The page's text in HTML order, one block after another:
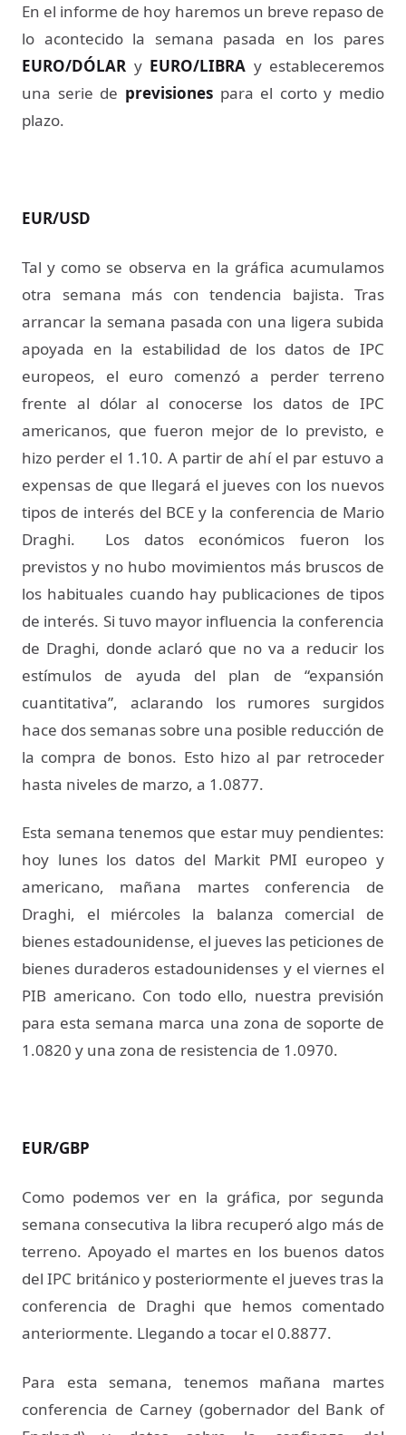
En el informe de hoy haremos un breve repaso de
lo acontecido la semana pasada en los pares
EURO/DÓLAR yEURO/LIBRA y estableceremos
una serie de previsionespara el corto y medio
plazo.
EUR/USD
Tal y como se observa en la gráfica acumulamos
otra semana más con tendencia bajista. Tras
arrancar la semana pasada con una ligera subida
apoyada en la estabilidad de los datos de IPC
europeos, el euro comenzó a perder terreno
frente al dólar al conocerse los datos de IPC
americanos, que fueron mejor de lo previsto, e
hizo perder el 1.10. A partir de ahí el par estuvo a
expensas de que llegará el jueves con los nuevos
tipos de interés del BCE y la conferencia de Mario
Draghi. Los datos económicos fueron los
previstos y no hubo movimientos más bruscos de
los habituales cuando hay publicaciones de tipos
de interés. Si tuvo mayor influencia la conferencia
de Draghi, donde aclaró que no va a reducir los
estímulos de ayuda del plan de “expansión
cuantitativa”, aclarando los rumores surgidos
hace dos semanas sobre una posible reducción de
la compra de bonos. Esto hizo al par retroceder
hasta niveles de marzo, a 1.0877.
Esta semana tenemos que estar muy pendientes:
hoy lunes los datos del Markit PMI europeo y
americano, mañana martes conferencia de
Draghi, el miércoles la balanza comercial de
bienes estadounidense, el jueves las peticiones de
bienes duraderos estadounidenses y el viernes el
PIB americano. Con todo ello, nuestra previsión
para esta semana marca una zona de soporte de
1.0820 y una zona de resistencia de 1.0970.
EUR/GBP
Como podemos ver en la gráfica, por segunda
semana consecutiva la libra recuperó algo más de
terreno. Apoyado el martes en los buenos datos
del IPC británico y posteriormente el jueves tras la
conferencia de Draghi que hemos comentado
anteriormente. Llegando a tocar el 0.8877.
Para esta semana, tenemos mañana martes
conferencia de Carney (gobernador del Bank of